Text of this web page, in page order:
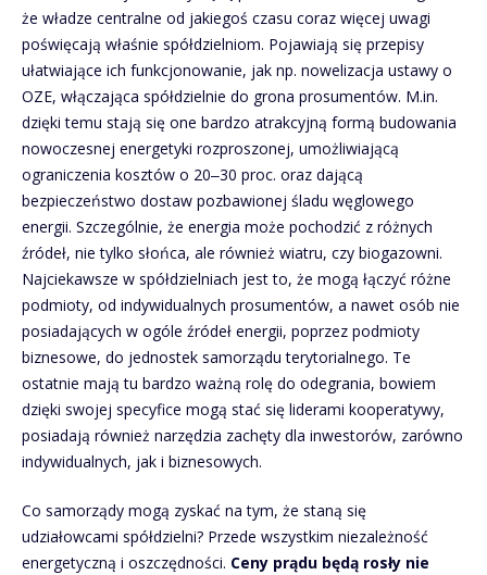
że władze centralne od jakiegoś czasu coraz więcej uwagi
poświęcają właśnie spółdzielniom. Pojawiają się przepisy
ułatwiające ich funkcjonowanie, jak np. nowelizacja ustawy o
OZE, włączająca spółdzielnie do grona prosumentów. M.in.
dzięki temu stają się one bardzo atrakcyjną formą budowania
nowoczesnej energetyki rozproszonej, umożliwiającą
ograniczenia kosztów o 20‒30 proc. oraz dającą
bezpieczeństwo dostaw pozbawionej śladu węglowego
energii. Szczególnie, że energia może pochodzić z różnych
źródeł, nie tylko słońca, ale również wiatru, czy biogazowni.
Najciekawsze w spółdzielniach jest to, że mogą łączyć różne
podmioty, od indywidualnych prosumentów, a nawet osób nie
posiadających w ogóle źródeł energii, poprzez podmioty
biznesowe, do jednostek samorządu terytorialnego. Te
ostatnie mają tu bardzo ważną rolę do odegrania, bowiem
dzięki swojej specyfice mogą stać się liderami kooperatywy,
posiadają również narzędzia zachęty dla inwestorów, zarówno
indywidualnych, jak i biznesowych.
Co samorządy mogą zyskać na tym, że staną się
udziałowcami spółdzielni? Przede wszystkim niezależność
energetyczną i oszczędności. Ceny prądu będą rosły nie